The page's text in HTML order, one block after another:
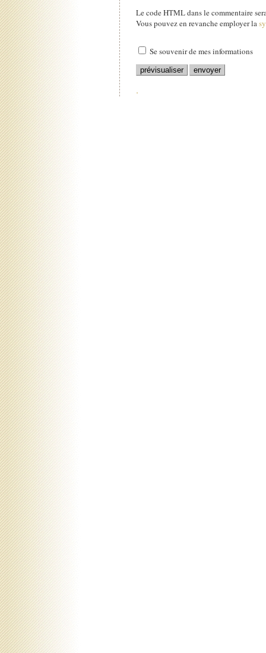
Le code HTML dans le commentaire
Vous pouvez en revanche employer la
Se souvenir de mes informations
.